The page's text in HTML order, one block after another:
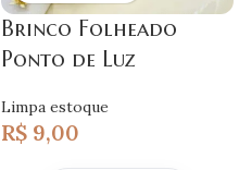
Brinco Folheado
Ponto de Luz
Limpa estoque
R$ 9,00